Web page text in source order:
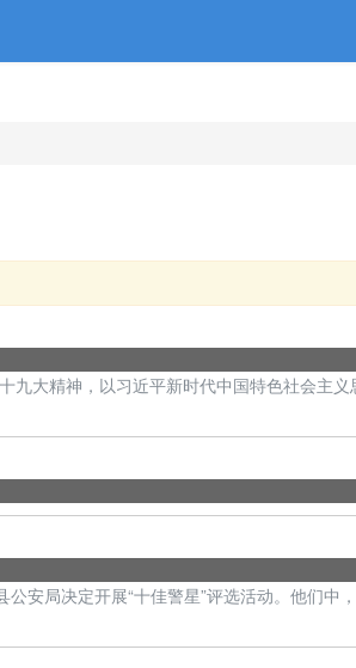
大精神，以习近平新时代中国特色社会主
局决定开展“十佳警星”评选活动。他们中